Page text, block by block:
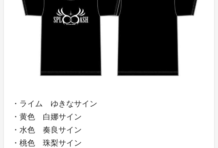
・ライム ゆきなサイン
・黄色 白娜サイン
・水色 奏良サイン
・桃色 珠梨サイン